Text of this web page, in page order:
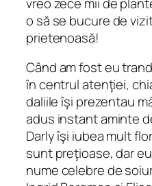
o să se bucure de
prietenoasă!
Când am fost eu
în centrul atenţiei,
daliile îşi prezentau
adus instant aminte
Darly îşi iubea mult
sunt preţioase, dar
nume celebre de